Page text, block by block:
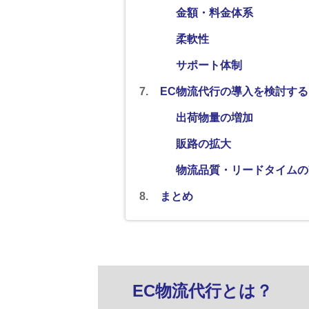
金額・料金体系
柔軟性
サポート体制
EC物流代行の導入を検討す
出荷物量の増加
販路の拡大
物流品質・リードタイム
まとめ
EC物流代行とは？